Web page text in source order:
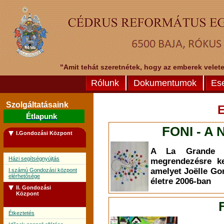
"Amit tehát szeretnétek, hogy az emberek
Rólunk Dokumentumok
Szolgáltatásaink
Étlapunk
I.Gondozási Központ
Házi segítségnyújtás
I.számú Gondozási központ
elérhetősége
II. Gondozási
Központ
Étkeztetés
FONI - A
A La Grande
megrendezésre
amelyet Joëlle
életre 2006-ban